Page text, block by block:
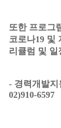
또한 프로그
코로나19 및
리큘럼 및 일
- 경력개발
02)910-6597